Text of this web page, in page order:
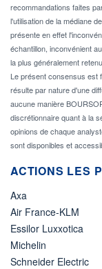
recommandations faites
l'utilisation de la médiane
présente en effet
échantillon, inconvénient
la plus généralement
Le présent consensus est
résulte par nature d'une
aucune manière
discrétionnaire quant à la
opinions de chaque
sont disponibles et
ACTIONS LES
Axa
Air France-KLM
Essilor Luxxotica
Michelin
Schneider Electric